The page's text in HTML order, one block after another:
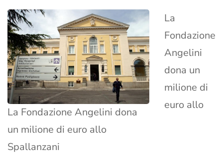
La Fondazione Angelini dona
un milione di euro allo
Spallanzani
La
Fondazione
Angelini
dona un
milione di
euro allo